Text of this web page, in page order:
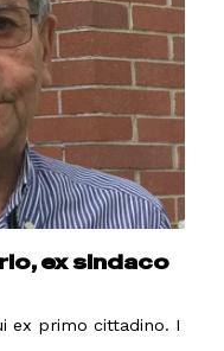
ex sindaco
ex primo cittadino. I